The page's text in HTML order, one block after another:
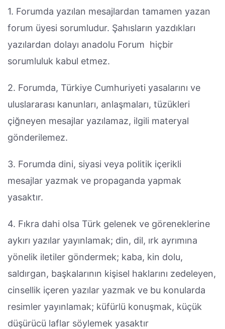
1. Forumda yazılan mesajlardan tamamen yazan
forum üyesi sorumludur. Şahısların yazdıkları
yazılardan dolayı anadolu Forum hiçbir
sorumluluk kabul etmez.
2. Forumda, Türkiye Cumhuriyeti yasalarını ve
uluslararası kanunları, anlaşmaları, tüzükleri
çiğneyen mesajlar yazılamaz, ilgili materyal
gönderilemez.
3. Forumda dini, siyasi veya politik içerikli
mesajlar yazmak ve propaganda yapmak
yasaktır.
4. Fıkra dahi olsa Türk gelenek ve göreneklerine
aykırı yazılar yayınlamak; din, dil, ırk ayrımına
yönelik iletiler göndermek; kaba, kin dolu,
saldırgan, başkalarının kişisel haklarını zedeleyen,
cinsellik içeren yazılar yazmak ve bu konularda
resimler yayınlamak; küfürlü konuşmak, küçük
düşürücü laflar söylemek yasaktır